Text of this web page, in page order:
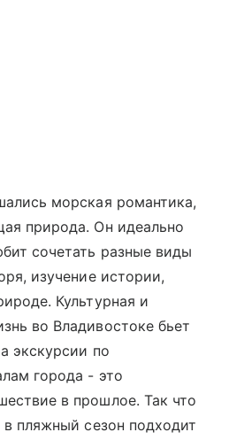
морская романтика,
природа. Он идеально
сочетать разные виды
изучение истории,
Культурная и
во Владивостоке бьет
экскурсии по
города - это
в прошлое. Так что
пляжный сезон подходит